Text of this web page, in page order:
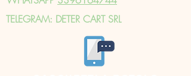
TELEGRAM: DETER CART SRL